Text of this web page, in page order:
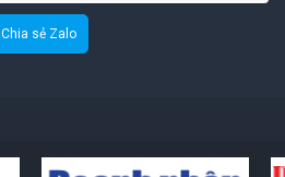
Chia sẻ Zalo